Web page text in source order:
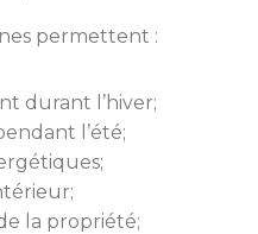
permettent :
durant l’hiver;
l’été;
la propriété;